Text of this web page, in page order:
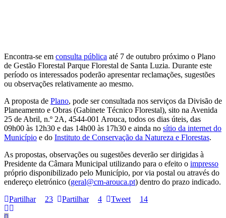
Encontra-se em consulta pública até 7 de outubro próximo o Plano
de Gestão Florestal Parque Florestal de Santa Luzia. Durante este
período os interessados poderão apresentar reclamações, sugestões
ou observações relativamente ao mesmo.
A proposta de Plano, pode ser consultada nos serviços da Divisão de
Planeamento e Obras (Gabinete Técnico Florestal), sito na Avenida
25 de Abril, n.º 2A, 4544-001 Arouca, todos os dias úteis, das
09h00 às 12h30 e das 14h00 às 17h30 e ainda no sítio da internet do
Município e do Instituto de Conservação da Natureza e Florestas.
As propostas, observações ou sugestões deverão ser dirigidas à
Presidente da Câmara Municipal utilizando para o efeito o impresso
próprio disponibilizado pelo Município, por via postal ou através do
endereço eletrónico (geral@cm-arouca.pt) dentro do prazo indicado.
Partilhar
23 Partilhar 4 Tweet 14